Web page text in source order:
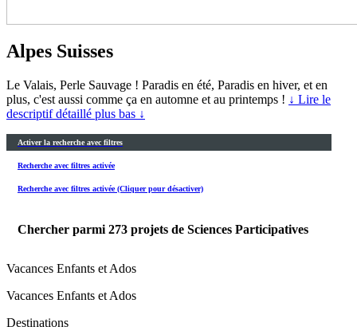
Alpes Suisses
Le Valais, Perle Sauvage ! Paradis en été, Paradis en hiver, et en
plus, c'est aussi comme ça en automne et au printemps ! ↓ Lire le
descriptif détaillé plus bas ↓
Activer la recherche avec filtres
Recherche avec filtres activée
Recherche avec filtres activée (Cliquer pour désactiver)
Chercher parmi 273 projets de Sciences Participatives
Vacances Enfants et Ados
Vacances Enfants et Ados
Destinations